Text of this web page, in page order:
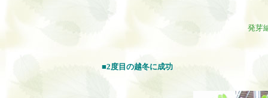
発芽
■2度目の越冬に成功